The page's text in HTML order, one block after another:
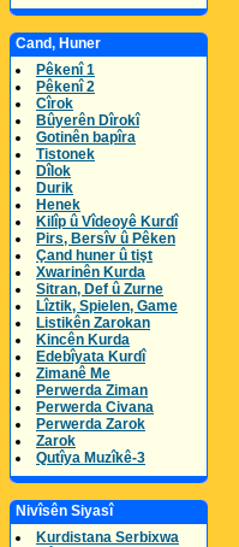
Cand, Huner
Pêkenî 1
Pêkenî 2
Cîrok
Bûyerên Dîrokî
Gotinên bapîra
Tistonek
Dîlok
Durik
Henek
Kilîp û Vîdeoyê Kurdî
Pirs, Bersîv û Pêken
Çand huner û tişt
Xwarinên Kurda
Sitran, Def û Zurne
Lîztik, Spielen, Game
Listikên Zarokan
Kincên Kurda
Edebîyata Kurdî
Zimanê Me
Perwerda Ziman
Perwerda Civana
Perwerda Zarok
Zarok
Qutîya Muzîkê-3
Nivîsên Siyasî
Kurdistana Serbixwa